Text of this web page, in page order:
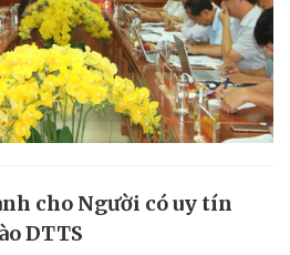
cho Người có uy tín
DTTS